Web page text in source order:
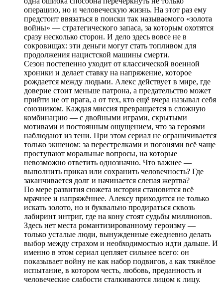
операцию, но и человеческую жизнь. На этот раз ему
предстоит ввязаться в поиски так называемого «золота
войны» — стратегического запаса, за которым охотятся
сразу несколько сторон. И дело здесь вовсе не в
сокровищах: эти деньги могут стать топливом для
продолжения нацистской машины смерти.
Сезон постепенно уходит от классической военной
хроники и делает ставку на напряжение, которое
рождается между людьми. Алекс действует в мире, где
доверие стоит меньше патрона, а предательство может
прийти не от врага, а от тех, кто ещё вчера называл себя
союзником. Каждая миссия превращается в сложную
комбинацию — с двойными играми, скрытыми
мотивами и постоянным ощущением, что за героями
наблюдают из тени. При этом сериал не ограничивается
только экшеном: за перестрелками и погонями всё чаще
проступают моральные вопросы, на которые
невозможно ответить однозначно. Что важнее —
выполнить приказ или сохранить человечность? Где
заканчивается долг и начинается слепая жертва?
По мере развития сюжета история становится всё
мрачнее и напряжённее. Алексу приходится не только
искать золото, но и буквально продираться сквозь
лабиринт интриг, где на кону стоят судьбы миллионов.
Здесь нет места романтизированному героизму —
только усталые люди, вынужденные ежедневно делать
выбор между страхом и необходимостью идти дальше. И
именно в этом сериал цепляет сильнее всего: он
показывает войну не как набор подвигов, а как тяжёлое
испытание, в котором честь, любовь, преданность и
человеческие слабости сталкиваются лицом к лицу.